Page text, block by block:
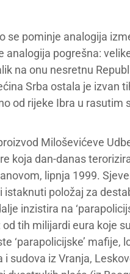
se pominje analogija
analogija pogrešna:
na onu nesretnu
Srba ostala je izvan
od rijeke Ibra u rasutim
Miloševićeve
koja dan-danas
lipnja 1999.
položaj za
inzistira na
tih milijardi eura koje
‘parapolicijske’ mafije,
sudova iz Vranja,